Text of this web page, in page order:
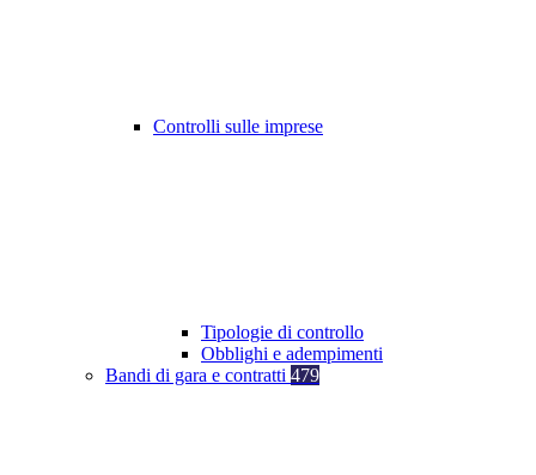
Controlli sulle imprese
Tipologie di controllo
Obblighi e adempimenti
Bandi di gara e contratti 479